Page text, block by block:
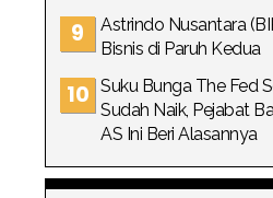
Astrindo Nusantara
Bisnis di Paruh Kedua
Suku Bunga The Fed
Sudah Naik, Pejabat
AS Ini Beri Alasannya